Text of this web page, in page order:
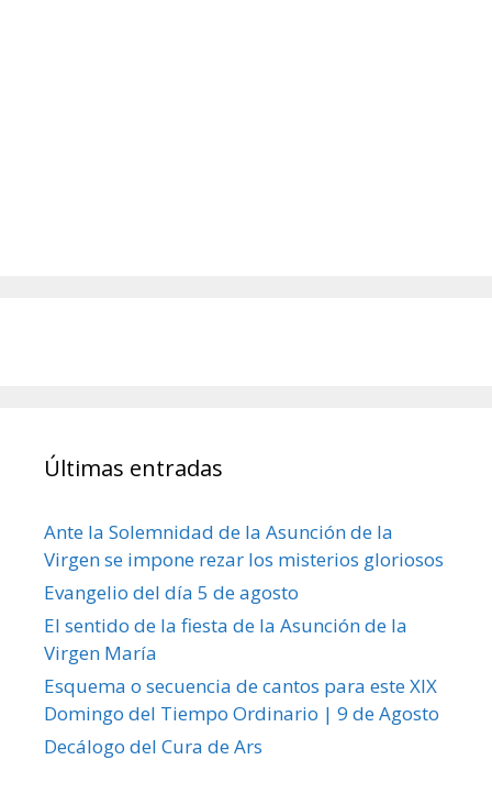
Últimas entradas
Ante la Solemnidad de la Asunción de la
Virgen se impone rezar los misterios gloriosos
Evangelio del día 5 de agosto
El sentido de la fiesta de la Asunción de la
Virgen María
Esquema o secuencia de cantos para este XIX
Domingo del Tiempo Ordinario | 9 de Agosto
Decálogo del Cura de Ars